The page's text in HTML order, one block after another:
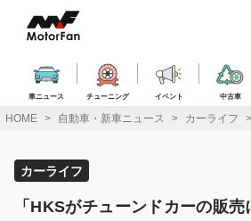
ス
車ニュース チューニング イベント 中古車
HOME 自動車・新車ニュース カーライフ
カーライフ
「HKSがチューンドカーの販